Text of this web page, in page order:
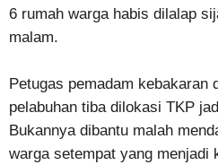
6 rumah warga habis dilalap
malam.
Petugas pemadam kebakaran
pelabuhan tiba dilokasi TKP
Bukannya dibantu malah
warga setempat yang menjadi